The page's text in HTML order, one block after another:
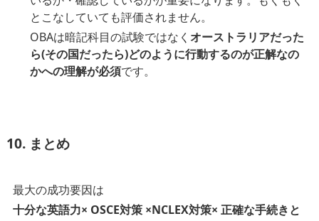
とこなしていても評価されません。
OBAは暗記科目の試験ではなく オーストラリアだった
ら(その国だったら)どのように行動するのが正解なの
かへの理解が必須です。
10. まとめ
最大の成功要因は
十分な英語力× OSCE対策 ×NCLEX対策× 正確な手続きと